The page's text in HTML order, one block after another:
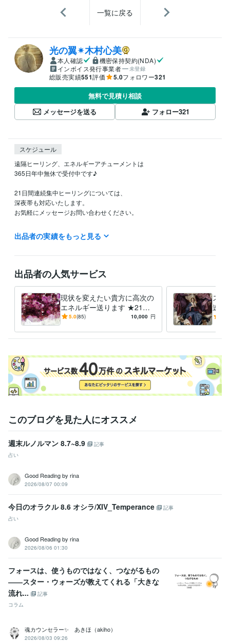
一覧に戻る
光の翼✴︎木村心美
本人確認
機密保持契約(NDA)
インボイス発行事業者
未登録
総販売実績551評価 5.0フォロワー321
無料で見積り相談
メッセージを送る
フォロー321
スケジュール
遠隔ヒーリング、エネルギーアチューメントは
365日年中無休で受付中です♪
21日間連続集中ヒーリングについては、
深夜帯も対応いたします。
お気軽にメッセージお問い合わせください。
いつも評価をご記入頂き
誠にありがとうございます。
過ぎる欲求や期待などのエネルギーが入り混じっており、
特にこのヒーラー活動においては大元の根源宇宙の計画に基づいて行わ
れている為にすべてを委ねています。集客や経済的利益は一切追い求め
ておりません。
私個人的にもたとえ他者からの評価が良かろうと悪かろうとどちらでも
よく
す。
望むような結果に至らなかった際に
鬱積した怒りを晴らす為に評価を下げる方を
時折見受けますが、ヒーリングセッションではその方の放つエネルギー
に忠実に沿った浄化、クリアリングが意識の学び、気づきと進化の目的
で現時点での結果として浮き彫りになり現象化します。
ご本人も気づいておられないその事も踏まえた気づきが湧き上がる場合
には評価欄にて対応いたしますが、
ご理解ご了承の程、お願い申し上げます。
ライフスタイル・その他 / マッサージ師・セラピスト
光の翼 2016年7月 ~ 現在
インテリア雑貨店自営
某警備会社 2011年7月 ~ 2012年7月
資格・検定
認定レイキティーチャー 取得年 : 2003年
認定レイキティーチャー 取得年 : 2009年
得意分野
占い
現実創造
占い ヒーリング、アチューンメント
出品者の実績をもっと見る
出品者の人気サービス
現状を変えたい貴方に高次の
エネルギー送ります ★21日
間連続集中遠隔ヒーリング★
5.0(85) 10,000 円
スピ
速し
＊ア
このブログを見た人にオススメ
週末ルノルマン 8.7~8.9
記事
占い
Good Reading by rina
2026/08/07 00:09
今日のオラクル 8.6 オシラ/XIV_Temperance
記事
占い
Good Reading by rina
2026/08/06 01:30
フォースは、使うものではなく、つながるもの
――スター・ウォーズが教えてくれる「大きな
流れ...
記事
コラム
魂カウンセラー✨ あきほ（akiho）
2026/08/03 09:26